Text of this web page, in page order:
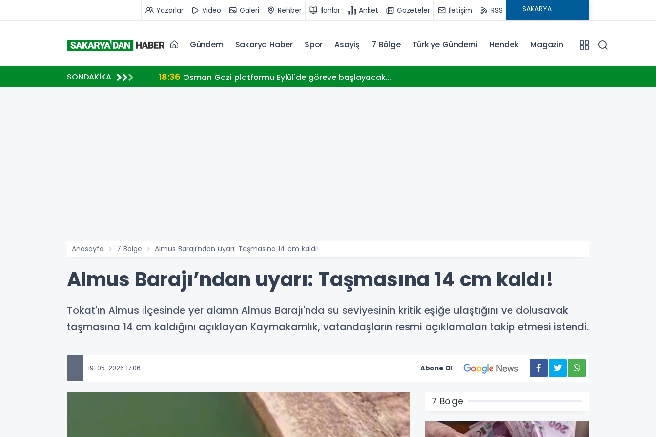
Yazarlar Video Galeri Rehber İlanlar Anket Gazeteler İletişim RSS
Gündem Sakarya Haber Spor Asayiş 7 Bölge Türkiye Gündemi Hendek Magazin
SONDAKİKA 18:36 Osman Gazi platformu Eylül'de göreve başlayacak...
Anasayfa 7 Bölge Almus Barajı’ndan uyarı: Taşmasına 14 cm kaldı!
Almus Barajı’ndan uyarı: Taşmasına 14 cm kaldı!
Tokat'ın Almus ilçesinde yer alamn Almus Barajı'nda su seviyesinin kritik eşiğe ulaştığını ve dolusavak
taşmasına 14 cm kaldığını açıklayan Kaymakamlık, vatandaşların resmi açıklamaları takip etmesi istendi.
19-05-2026 17:06 Abone Ol
7 Bölge